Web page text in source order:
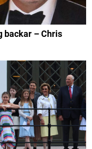
backar – Chris